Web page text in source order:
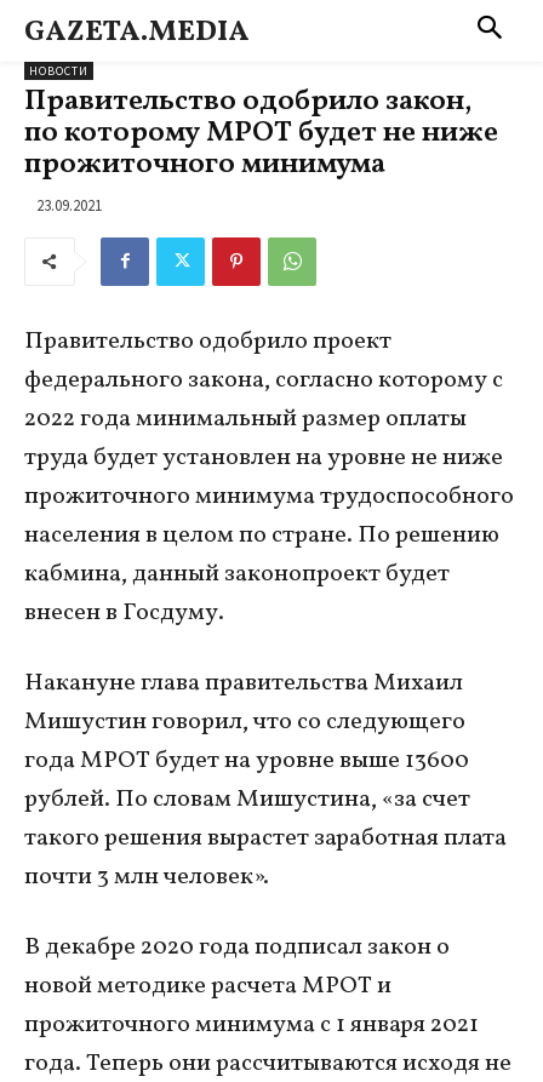
GAZETA.MEDIA
НОВОСТИ
Правительство одобрило закон,
по которому МРОТ будет не ниже
прожиточного минимума
23.09.2021
Правительство одобрило проект
федерального закона, согласно которому с
2022 года минимальный размер оплаты
труда будет установлен на уровне не ниже
прожиточного минимума трудоспособного
населения в целом по стране. По решению
кабмина, данный законопроект будет
внесен в Госдуму.
Накануне глава правительства Михаил
Мишустин говорил, что со следующего
года МРОТ будет на уровне выше 13600
рублей. По словам Мишустина, «за счет
такого решения вырастет заработная плата
почти 3 млн человек».
В декабре 2020 года подписал закон о
новой методике расчета МРОТ и
прожиточного минимума с 1 января 2021
года. Теперь они рассчитываются исходя не